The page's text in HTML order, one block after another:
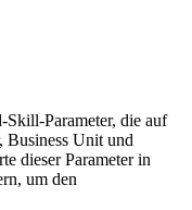
die auf
Business Unit und
dieser Parameter in
um den